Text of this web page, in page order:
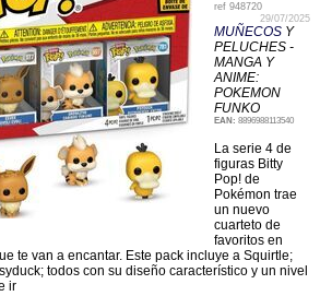
ref 948720
29/07/2025
MUÑECOS Y
PELUCHES -
MANGA Y
ANIME:
POKEMON
FUNKO
EAN: 8896988113540
La serie 4 de
figuras Bitty
Pop! de
Pokémon trae
un nuevo
cuarteto de
favoritos en
te van a encantar. Este pack incluye a Squirtle;
todos con su diseño característico y un nivel
ir